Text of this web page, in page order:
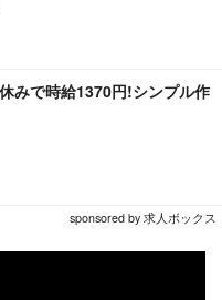
みで時給1370円!シンプル作
sponsored by 求人ボックス